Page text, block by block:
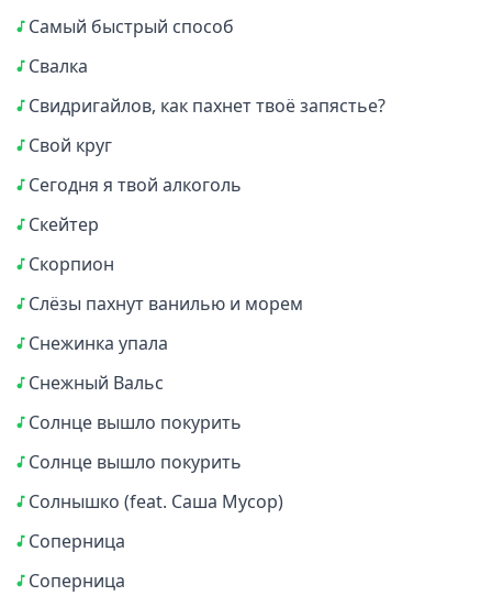
Самый быстрый способ
Свалка
Свидригайлов, как пахнет твоё запястье?
Свой круг
Сегодня я твой алкоголь
Скейтер
Скорпион
Слёзы пахнут ванилью и морем
Снежинка упала
Снежный Вальс
Солнце вышло покурить
Солнце вышло покурить
Солнышко (feat. Саша Мусор)
Соперница
Соперница